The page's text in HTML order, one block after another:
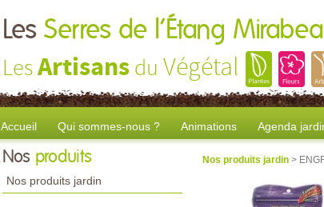
Les Serres de l’Étang
LesArtisans du Végétal
Accueil Qui sommes-nous ? Animations Agenda
Nos produits
Nos produits jardin
Nos produits jardin >